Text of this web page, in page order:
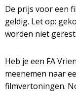
De prijs voor een
geldig. Let op:
worden niet
Heb je een FA
meenemen naar
filmvertoningen.